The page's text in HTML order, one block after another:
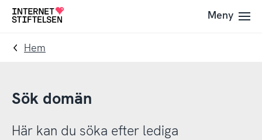
Till
navigering
Till
innehåll
Till
Meny
Hem
Sök domän
Här kan du söka efter lediga